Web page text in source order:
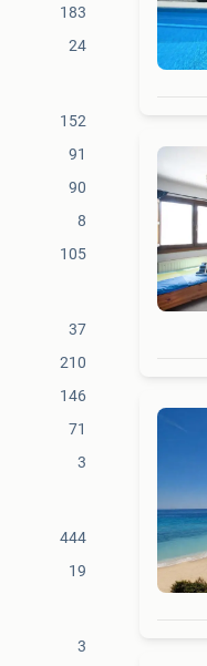
183
24
152
91
90
8
105
37
210
146
71
3
444
19
3